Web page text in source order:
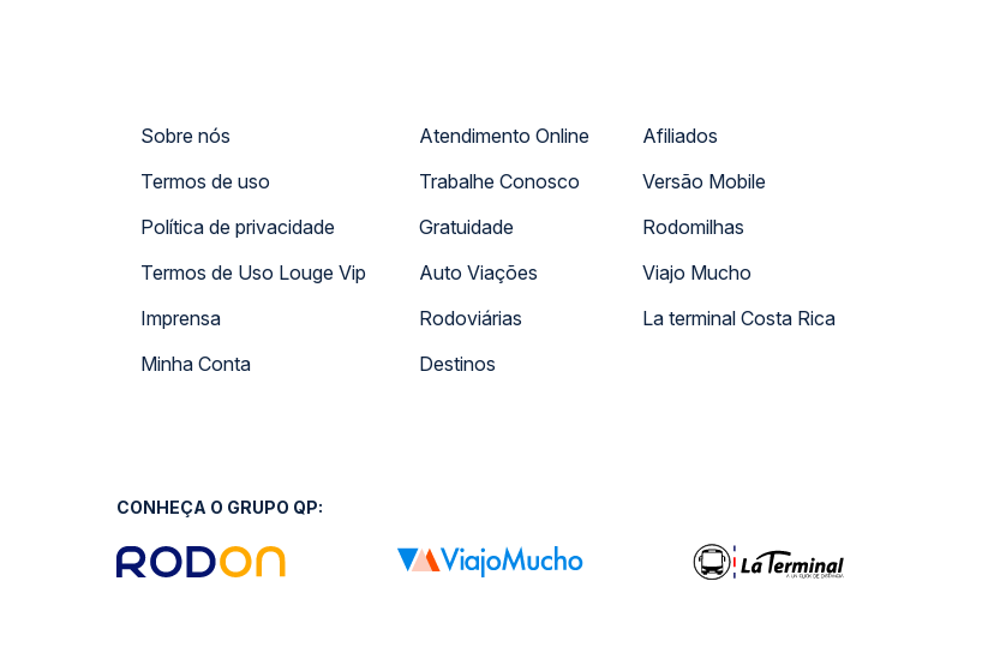
Sobre nós
Termos de uso
Política de privacidade
Termos de Uso Louge Vip
Imprensa
Minha Conta
Atendimento Online
Trabalhe Conosco
Gratuidade
Auto Viações
Rodoviárias
Destinos
Afiliados
Versão Mobile
Rodomilhas
Viajo Mucho
La terminal Costa Rica
CONHEÇA O GRUPO QP: